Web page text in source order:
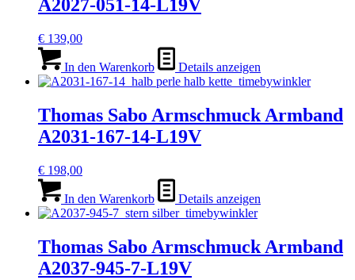
A2027-051-14-L19V
€ 139,00
In den Warenkorb Details anzeigen
Thomas Sabo Armschmuck Armband
A2031-167-14-L19V
€ 198,00
In den Warenkorb Details anzeigen
Thomas Sabo Armschmuck Armband
A2037-945-7-L19V